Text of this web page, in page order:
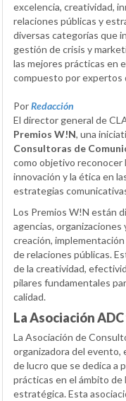
excelencia, creatividad,
relaciones públicas y
diversas categorías que
gestión de crisis y
las mejores prácticas en
compuesto por expertos
PorRedacción
El director general de
Premios W!N, una
Consultoras de
como objetivo reconocer
innovación y la ética en
estrategias
Los Premios W!N están
agencias,
creación,
de relaciones públicas.
de la creatividad,
pilares fundamentales
calidad.
La Asociación
La Asociación de
organizadora del evento,
de lucro que se dedica a
prácticas en el ámbito de
estratégica. Esta